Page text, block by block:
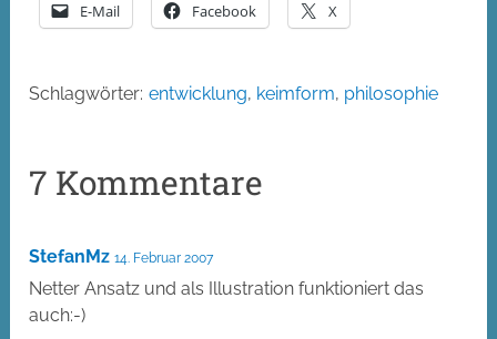
E-Mail Facebook X
Schlagwörter: entwicklung, keimform, philosophie
7 Kommentare
StefanMz 14. Februar 2007
Netter Ansatz und als Illustration funktioniert das
auch:-)